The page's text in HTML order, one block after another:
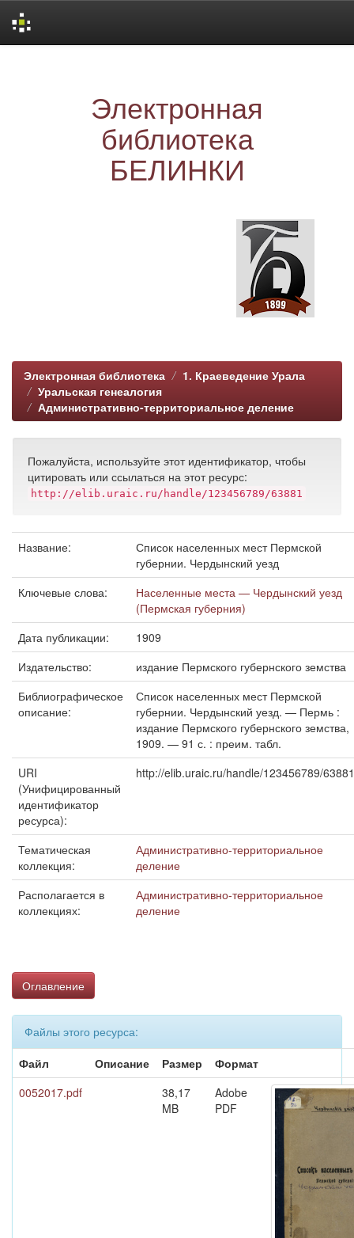
Электронная
библиотека
БЕЛИНКИ
Электронная библиотека
1. Краеведение Урала
Уральская генеалогия
Административно-территориальное деление
Пожалуйста, используйте этот идентификатор, чтобы
цитировать или ссылаться на этот ресурс:
http://elib.uraic.ru/handle/123456789/63881
Название:
Список населенных мест Пермской
губернии. Чердынский уезд
Ключевые слова:
Населенные места — Чердынский уезд
(Пермская губерния)
Дата публикации:
1909
Издательство:
издание Пермского губернского земства
Библиографическое
описание:
Список населенных мест Пермской
губернии. Чердынский уезд. — Пермь :
издание Пермского губернского земства,
1909. — 91 с. : преим. табл.
URI
(Унифицированный
идентификатор
ресурса):
http://elib.uraic.ru/handle/123456789/63881
Тематическая
коллекция:
Административно-территориальное
деление
Располагается в
коллекциях:
Административно-территориальное
деление
Оглавление
Файлы этого ресурса:
Файл
Описание Размер
Формат
0052017.pdf
38,17
MB
Adobe
PDF